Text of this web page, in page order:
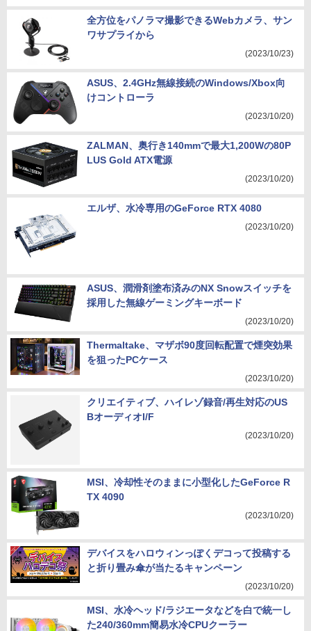
全方位をパノラマ撮影できるWebカメラ、サン
ワサプライから
(2023/10/23)
ASUS、2.4GHz無線接続のWindows/Xbox向
けコントローラ
(2023/10/20)
ZALMAN、奥行き140mmで最大1,200Wの80P
LUS Gold ATX電源
(2023/10/20)
エルザ、水冷専用のGeForce RTX 4080
(2023/10/20)
ASUS、潤滑剤塗布済みのNX Snowスイッチを
採用した無線ゲーミングキーボード
(2023/10/20)
Thermaltake、マザボ90度回転配置で煙突効果
を狙ったPCケース
(2023/10/20)
クリエイティブ、ハイレゾ録音/再生対応のUS
BオーディオI/F
(2023/10/20)
MSI、冷却性そのままに小型化したGeForce R
TX 4090
(2023/10/20)
デバイスをハロウィンっぽくデコって投稿する
と折り畳み傘が当たるキャンペーン
(2023/10/20)
MSI、水冷ヘッド/ラジエータなどを白で統一し
た240/360mm簡易水冷CPUクーラー